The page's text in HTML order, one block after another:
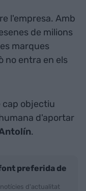
l'empresa. Amb
de milions
marques
no entra en els
cap objectiu
d'aportar
.
preferida de
d'actualitat